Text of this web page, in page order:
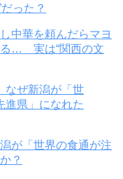
中華を頼んだらマヨ
る… 実は“関西の文
が「世界の食通が注
？